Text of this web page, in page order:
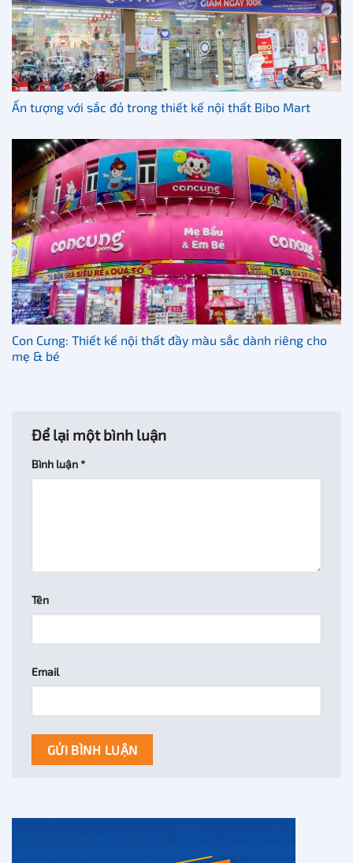
Ấn tượng với sắc đỏ trong thiết kế nội thất Bibo Mart
Con Cưng: Thiết kế nội thất đầy màu sắc dành riêng cho
mẹ & bé
Để lại một bình luận
Bình luận *
Tên
Email